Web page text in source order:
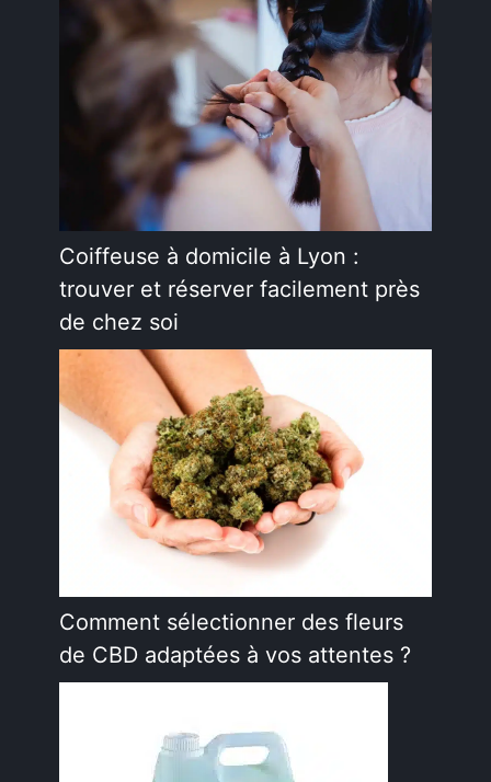
Coiffeuse à domicile à Lyon :
trouver et réserver facilement près
de chez soi
Comment sélectionner des fleurs
de CBD adaptées à vos attentes ?